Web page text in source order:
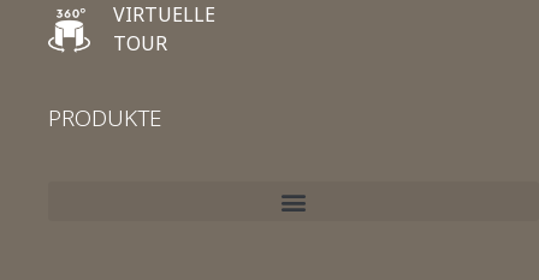
VIRTUELLE
TOUR
PRODUKTE